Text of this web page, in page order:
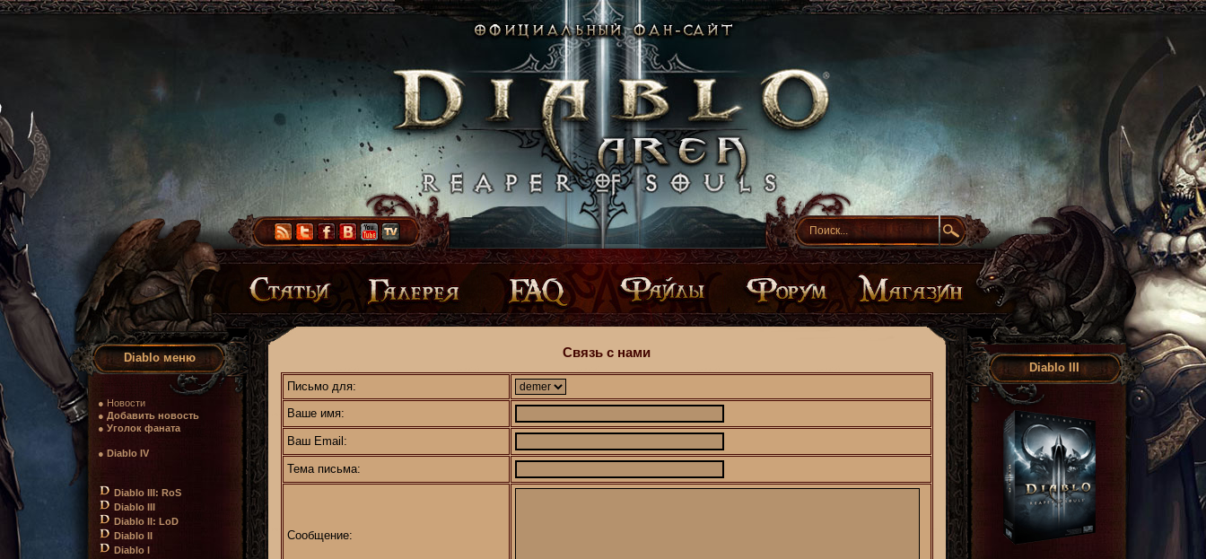
Diablo меню
● Новости
● Добавить новость
● Уголок фаната
● Diablo IV
Diablo III: RoS
Diablo III
Diablo II: LoD
Diablo II
Diablo I
Связь с нами
Письмо для:
Ваше имя:
Ваш Email:
Тема письма:
Сообщение:
Diablo III